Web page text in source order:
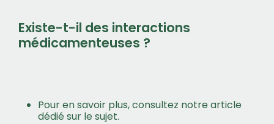
Existe-t-il des interactions
médicamenteuses ?
Pour en savoir plus, consultez notre article
dédié sur le sujet.